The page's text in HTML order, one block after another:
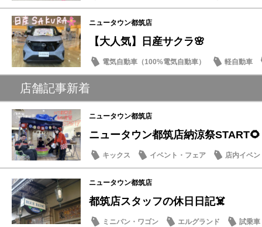
話題の情報
ニュータウン都筑店
【大人気】日産サクラ🌸
電気自動車（100%電気自動車） 軽自動車
店舗記事新着
ニュータウン都筑店
ニュータウン都筑店納涼祭START🌻
キックス イベント・フェア
店内イベン
季節のメンテナンス
ニュータウン都筑店
都筑店スタッフの休日日記☠️
ミニバン・ワゴン エルグランド
試乗車